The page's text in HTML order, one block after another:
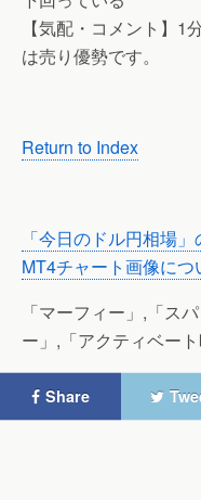
【気配・コメント】1
は売り優勢です。
Return to Index
「今日のドル円相場
MT4チャート画像につ
「マーフィー」,「ス
ー」,「アクティベー
Share